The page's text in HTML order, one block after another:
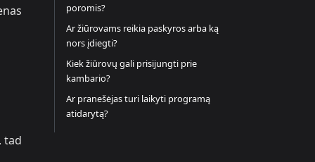
tad
poromis?
Ar žiūrovams reikia paskyros arba ką
nors įdiegti?
Kiek žiūrovų gali prisijungti prie
kambario?
Ar pranešėjas turi laikyti programą
atidarytą?